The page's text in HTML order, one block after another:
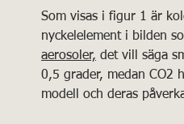
Som visas i figur 1 är
nyckelelement i bilden
aerosoler, det vill säga
0,5 grader, medan CO2
modell och deras